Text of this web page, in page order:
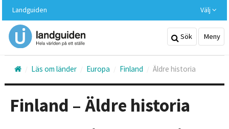
huvudinnehållet
Landguiden Välj
Sök Meny
Läs om länder Europa Finland Äldre historia
Finland – Äldre historia